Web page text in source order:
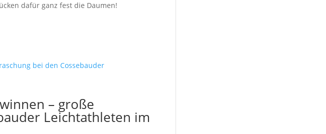
dafür ganz fest die Daumen!
– große
Leichtathleten im